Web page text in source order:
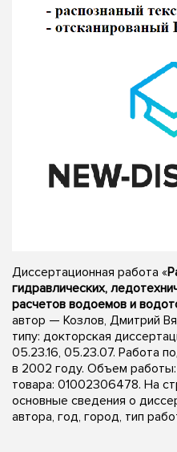
Диссертационная работа «
гидравлических,
расчетов водоемов и
автор — Козлов, Дмитрий
типу: докторская
05.23.16, 05.23.07. Работа
в 2002 году. Объем работы:
товара: 01002306478. На
основные сведения о
автора, год, город, тип